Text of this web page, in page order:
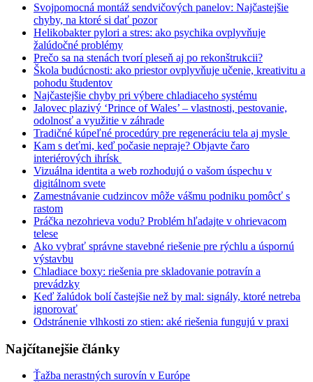
Svojpomocná montáž sendvičových panelov: Najčastejšie
chyby, na ktoré si dať pozor
Helikobakter pylori a stres: ako psychika ovplyvňuje
žalúdočné problémy
Prečo sa na stenách tvorí pleseň aj po rekonštrukcii?
Škola budúcnosti: ako priestor ovplyvňuje učenie, kreativitu a
pohodu študentov
Najčastejšie chyby pri výbere chladiaceho systému
Jalovec plazivý ‘Prince of Wales’ – vlastnosti, pestovanie,
odolnosť a využitie v záhrade
Tradičné kúpeľné procedúry pre regeneráciu tela aj mysle
Kam s deťmi, keď počasie nepraje? Objavte čaro
interiérových ihrísk
Vizuálna identita a web rozhodujú o vašom úspechu v
digitálnom svete
Zamestnávanie cudzincov môže vášmu podniku pomôcť s
rastom
Práčka nezohrieva vodu? Problém hľadajte v ohrievacom
telese
Ako vybrať správne stavebné riešenie pre rýchlu a úspornú
výstavbu
Chladiace boxy: riešenia pre skladovanie potravín a
prevádzky
Keď žalúdok bolí častejšie než by mal: signály, ktoré netreba
ignorovať
Odstránenie vlhkosti zo stien: aké riešenia fungujú v praxi
Najčítanejšie články
Ťažba nerastných surovín v Európe